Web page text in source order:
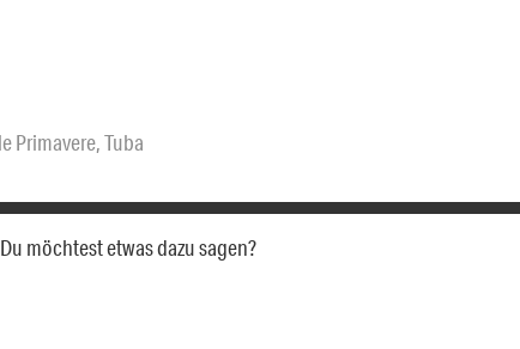
Primavere,Tuba
möchtest etwas dazu sagen?